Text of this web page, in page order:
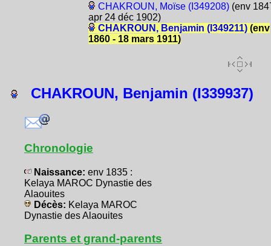
CHAKROUN, Moïse (I349208)(env
apr 24 déc 1902)
CHAKROUN, Benjamin (I349211)(env
1860 - 18 mars 1911)
CHAKROUN, Benjamin (I339937)
Chronologie
Naissance: env 1835 :
Kelaya MAROC Dynastie des
Alaouites
Décès: Kelaya MAROC
Dynastie des Alaouites
Parents et grand-parents